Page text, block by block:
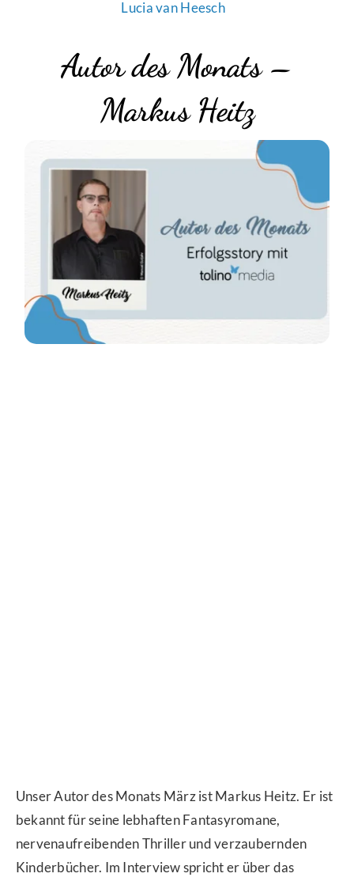
Lucia van Heesch
Autor des Monats –
Markus Heitz
Unser Autor des Monats März ist Markus Heitz. Er ist
bekannt für seine lebhaften Fantasyromane,
nervenaufreibenden Thriller und verzaubernden
Kinderbücher. Im Interview spricht er über das